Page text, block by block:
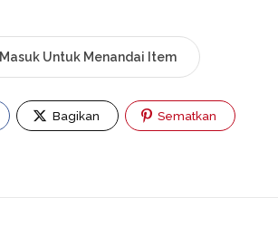
Masuk Untuk Menandai Item
Bagikan Sematkan